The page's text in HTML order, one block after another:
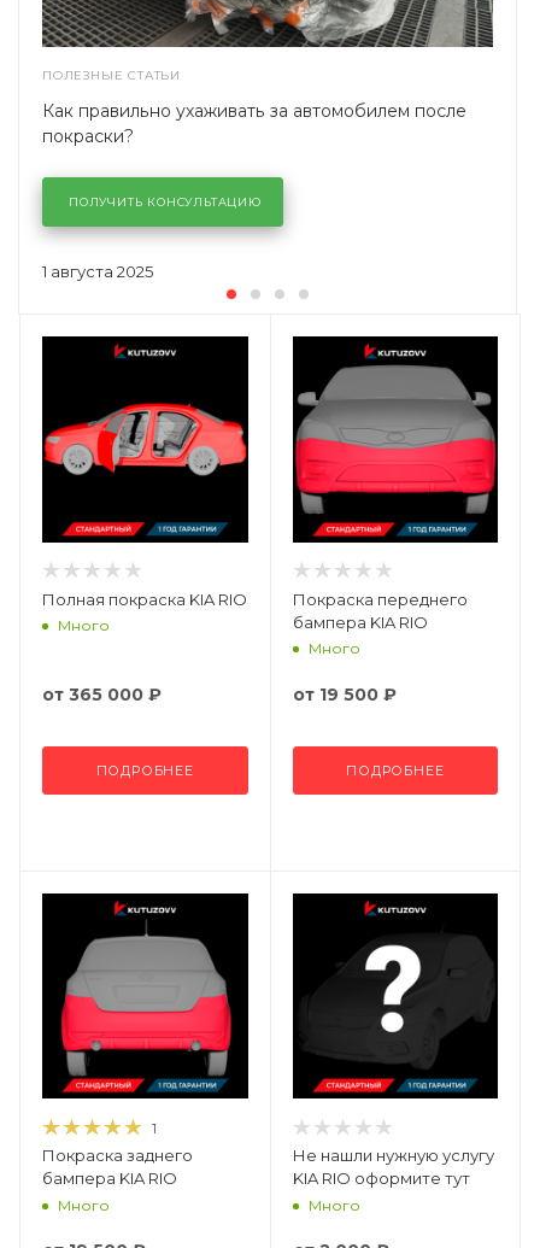
ПОЛЕЗНЫЕ СТАТЬИ
1 августа 2025
Как правильно ухаживать за автомобилем после
покраски?
ПОЛУЧИТЬ КОНСУЛЬТАЦИЮ
Полная покраска KIA RIO
Много
от 365 000 ₽
ПОДРОБНЕЕ
Покраска переднего
бампера KIA RIO
Много
от 19 500 ₽
ПОДРОБНЕЕ
1
Покраска заднего
бампера KIA RIO
Много
Не нашли нужную услугу
KIA RIO оформите тут
Много